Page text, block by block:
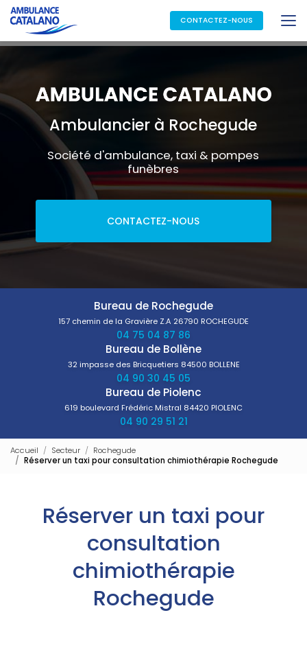
Aller
au
contenu
principal
CONTACTEZ-NOUS
Ambulancier à Rochegude
Société d'ambulance, taxi & pompes
funèbres
CONTACTEZ-NOUS
Bureau de Rochegude
157 chemin de la Gravière Z.A 26790 ROCHEGUDE
04 75 04 87 86
Bureau de Bollène
32 impasse des Bricquetiers 84500 BOLLENE
04 90 30 45 05
Bureau de Piolenc
619 boulevard Frédéric Mistral 84420 PIOLENC
04 90 29 51 21
Accueil Secteur
Rochegude
Réserver un taxi pour consultation chimiothérapie Rochegude
Réserver un taxi pour
consultation
chimiothérapie
Rochegude